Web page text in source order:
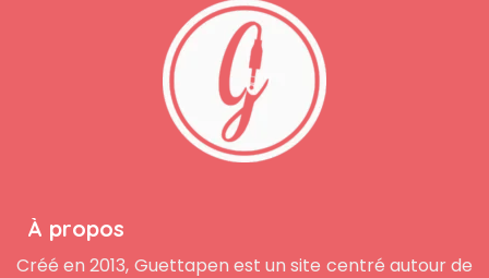
À propos
Créé en 2013, Guettapen est un site centré autour de